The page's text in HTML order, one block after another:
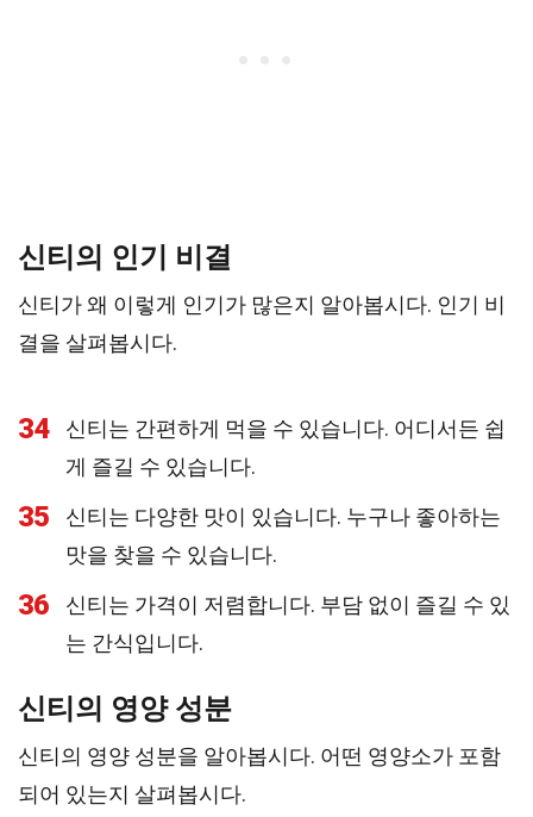
신티의 인기 비결
신티가 왜 이렇게 인기가 많은지 알아봅시다. 인기 비
결을 살펴봅시다.
34
신티는 간편하게 먹을 수 있습니다. 어디서든 쉽
게 즐길 수 있습니다.
35
신티는 다양한 맛이 있습니다. 누구나 좋아하는
맛을 찾을 수 있습니다.
36
신티는 가격이 저렴합니다. 부담 없이 즐길 수 있
는 간식입니다.
신티의 영양 성분
신티의 영양 성분을 알아봅시다. 어떤 영양소가 포함
되어 있는지 살펴봅시다.